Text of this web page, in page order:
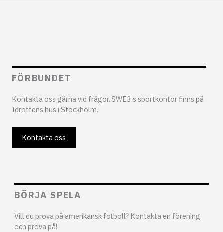
FÖRBUNDET
Kontakta oss gärna vid frågor. SWE3:s sportkontor finns på
Idrottens hus i Stockholm.
Kontakta oss
BÖRJA SPELA
Vill du prova på amerikansk fotboll? Kontakta en förening
och prova på!